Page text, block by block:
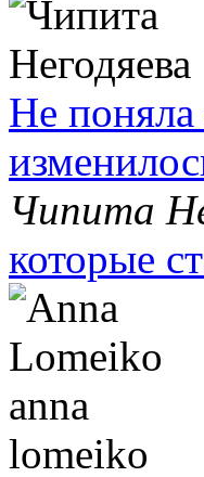
Не
Чипита
которые